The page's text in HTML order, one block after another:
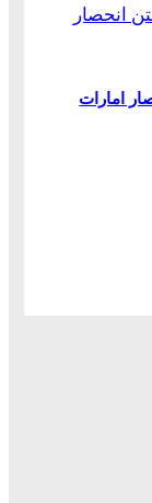
امارات